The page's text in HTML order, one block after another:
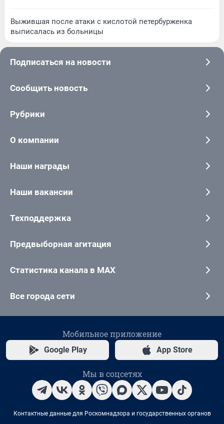
Выжившая после атаки с кислотой петербурженка
выписалась из больницы
Подписаться на новости
Сообщить новость
Рубрики
О компании
Наши награды
Наши вакансии
Техподдержка
Предвыборная агитация
Статистика канала в MAX
Все города сети
Мобильное приложение
Google Play App Store
Мы в соцсетях
Контактные данные для Роскомнадзора и государственных органов